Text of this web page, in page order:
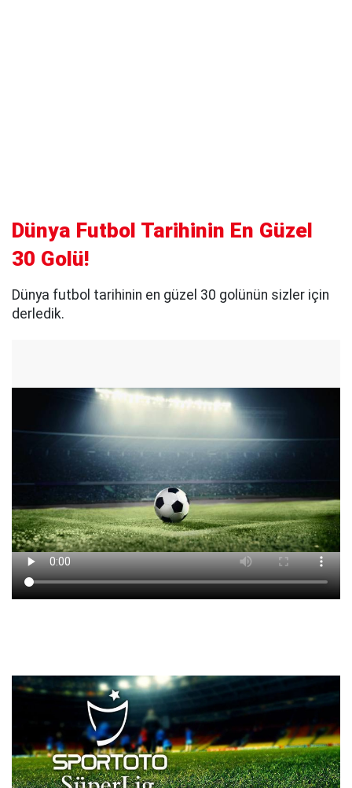
Dünya Futbol Tarihinin En Güzel
30 Golü!
Dünya futbol tarihinin en güzel 30 golünün sizler için
derledik.